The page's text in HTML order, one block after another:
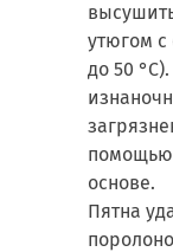
утюгом с
до 50 °С).
помощью
основе.
Пятна